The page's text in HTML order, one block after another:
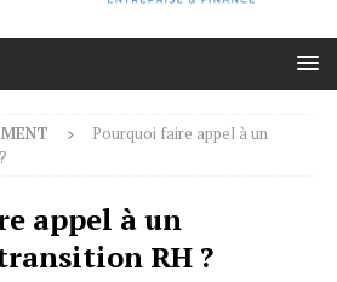
Pourquoi faire appel à un
appel à un
RH ?